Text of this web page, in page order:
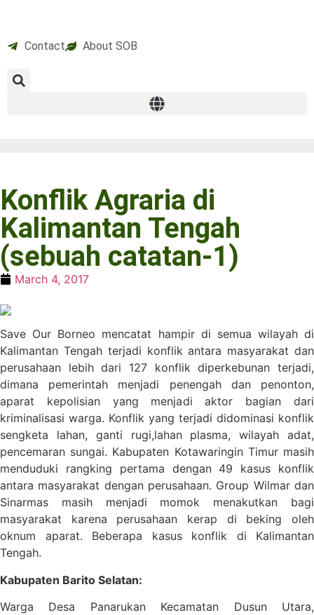
Contact About SOB
Konflik Agraria di
Kalimantan Tengah
(sebuah catatan-1)
March 4, 2017
Save Our Borneo mencatat hampir di semua wilayah di
Kalimantan Tengah terjadi konflik antara masyarakat dan
perusahaan lebih dari 127 konflik diperkebunan terjadi,
dimana pemerintah menjadi penengah dan penonton,
aparat kepolisian yang menjadi aktor bagian dari
kriminalisasi warga. Konflik yang terjadi didominasi konflik
sengketa lahan, ganti rugi,lahan plasma, wilayah adat,
pencemaran sungai. Kabupaten Kotawaringin Timur masih
menduduki rangking pertama dengan 49 kasus konflik
antara masyarakat dengan perusahaan. Group Wilmar dan
Sinarmas masih menjadi momok menakutkan bagi
masyarakat karena perusahaan kerap di beking oleh
oknum aparat. Beberapa kasus konflik di Kalimantan
Tengah.
Kabupaten Barito Selatan:
Warga Desa Panarukan Kecamatan Dusun Utara,